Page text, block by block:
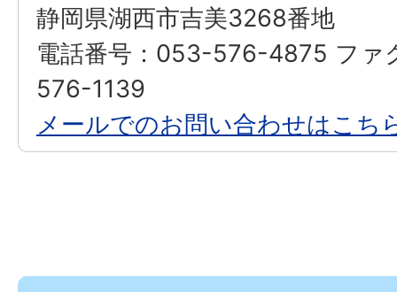
静岡県湖西市吉美3268番地
電話番号：053-576-4875 ファ
576-1139
メールでのお問い合わせはこち